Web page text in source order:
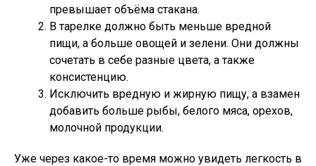
превышает объёма стакана.
В тарелке должно быть меньше вредной
пищи, а больше овощей и зелени. Они должны
сочетать в себе разные цвета, а также
консистенцию.
Исключить вредную и жирную пищу, а взамен
добавить больше рыбы, белого мяса, орехов,
молочной продукции.
Уже через какое-то время можно увидеть легкость в